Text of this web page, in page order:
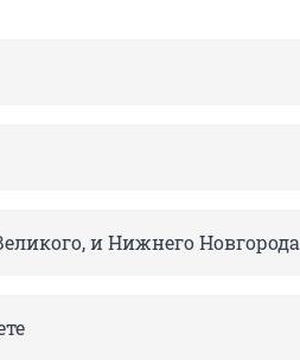
и Нижнего Новгорода